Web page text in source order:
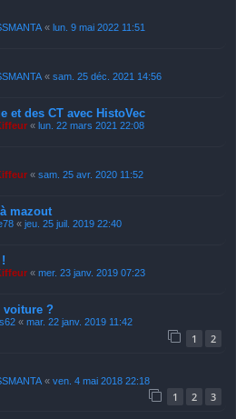
« lun. 9 mai 2022 11:51
« sam. 25 déc. 2021 14:56
et des CT avec HistoVec
« lun. 22 mars 2021 22:08
« sam. 25 avr. 2020 11:52
mazout
« jeu. 25 juil. 2019 22:40
« mer. 23 janv. 2019 07:23
voiture ?
« mar. 22 janv. 2019 11:42
1 2
« ven. 4 mai 2018 22:18
1 2 3